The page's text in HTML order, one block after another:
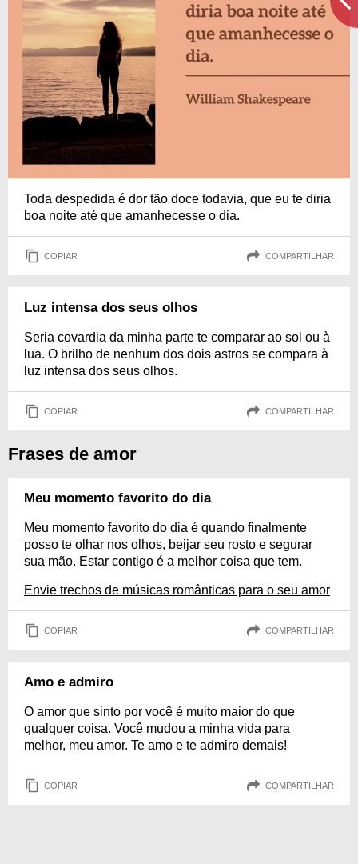
Toda despedida é dor tão doce todavia, que eu te diria
boa noite até que amanhecesse o dia.
COPIAR COMPARTILHAR
Luz intensa dos seus olhos
Seria covardia da minha parte te comparar ao sol ou à
lua. O brilho de nenhum dos dois astros se compara à
luz intensa dos seus olhos.
COPIAR COMPARTILHAR
Frases de amor
Meu momento favorito do dia
Meu momento favorito do dia é quando finalmente
posso te olhar nos olhos, beijar seu rosto e segurar
sua mão. Estar contigo é a melhor coisa que tem.
Envie trechos de músicas românticas para o seu amor
COPIAR COMPARTILHAR
Amo e admiro
O amor que sinto por você é muito maior do que
qualquer coisa. Você mudou a minha vida para
melhor, meu amor. Te amo e te admiro demais!
COPIAR COMPARTILHAR